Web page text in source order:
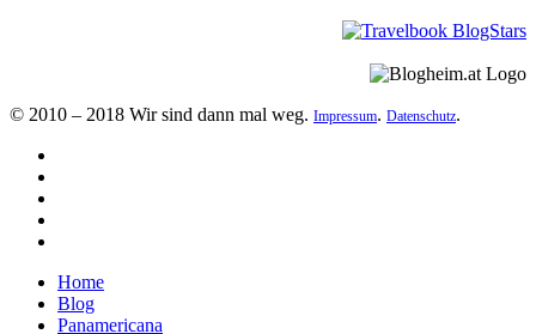
© 2010 – 2018 Wir sind dann mal weg. Impressum. Datenschutz.
Home
Blog
Panamericana